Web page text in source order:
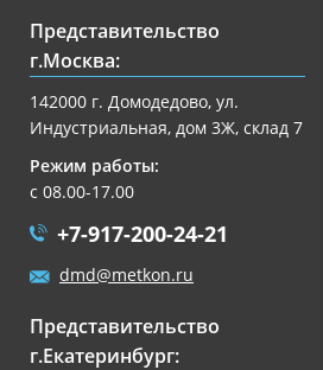
Представительство
г.Москва:
142000 г. Домодедово, ул.
Индустриальная, дом 3Ж, склад 7
Режим работы:
с 08.00-17.00
+7-917-200-24-21
dmd@metkon.ru
Представительство
г.Екатеринбург: